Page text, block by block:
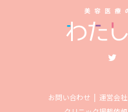
お問い合わせ 運営会社